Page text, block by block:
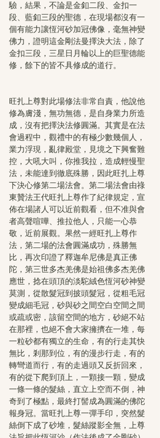
驗，結果，不論是金釦二段、金扣一
段、藍釦三段的聖德，在現場都沒有一
個有能力讓恆河砂加冠佛像，毫無神變
佛力，證明這金剛法曼擇決大法，除了
金扣三段，三星日月輪以上的巨聖德能
修，餘下的皆不具修成的道行。
旺扎上尊對此場修法非常自責，他說他
修為膚淺，無功無德，是自身業力所造
成，沒有把擇決法修圓滿。其實是在法
會過程中，觀禮中的有極少數幾個人，
業力浮現，亂律殿堂，見境之下興奮難
控，大吼大叫，你推我拉，造成輕慢聖
法，未能達到徹底殊勝，因此旺扎上尊
下決心修第二場法會。第二場法會由祿
東贊法王代旺扎上尊作了紀律規定，宣
佈在場諸人可以近前觀看，但不准與會
者高聲喧嘩、推拉他人，只能一心恭
敬，近前展觀。果然一經旺扎上尊作
法，第二場的法會圓滿成功，殊勝無
比，再次印證了釋迦牟尼佛是真正佛
陀，第三世多杰羌佛是始祖佛多杰羌佛
應世，捻在頭頂的淡駝絨色恆河砂神變
莫測，從散髮冠到披頭髮冠，從粗毛冠
變成細毛冠，砂與砂之間空白空間之間
或疏或密，該留空間的地方，砂絕不站
在那裡，也絕不會大家擁擠在一堆，每
一粒砂都有獨立的生命，有的行走其快
無比，剎那到位，有的漫步行走，有的
轉彎道而行，有的走過頭又反折回來，
有的從下爬到頂上，一顆接一顆，變成
一條一條的髮絲，直立上空而不倒，神
奇到了極點，最終打髻成為圓滿的佛陀
報身冠。當旺扎上尊一彈手印，突然髮
絲倒下成了砂堆，髮絲蹤影全無，上尊